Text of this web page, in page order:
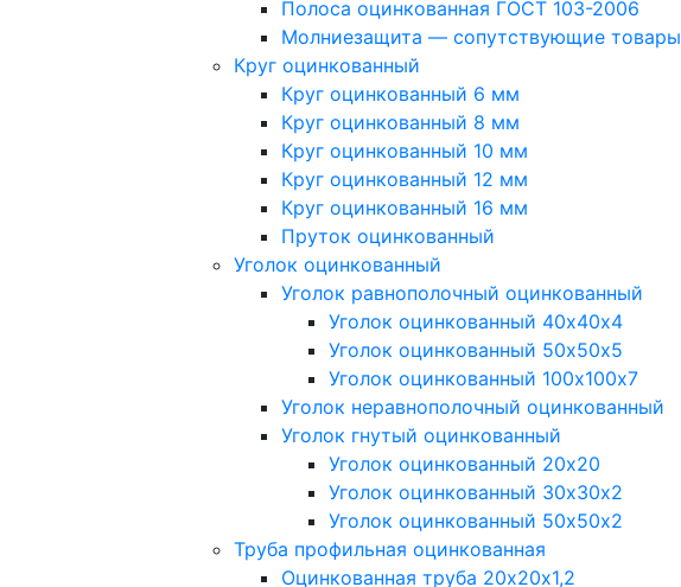
Полоса оцинкованная ГОСТ 103-2006
Молниезащита — сопутствующие товары
Круг оцинкованный
Круг оцинкованный 6 мм
Круг оцинкованный 8 мм
Круг оцинкованный 10 мм
Круг оцинкованный 12 мм
Круг оцинкованный 16 мм
Пруток оцинкованный
Уголок оцинкованный
Уголок равнополочный оцинкованный
Уголок оцинкованный 40х40х4
Уголок оцинкованный 50х50х5
Уголок оцинкованный 100х100х7
Уголок неравнополочный оцинкованный
Уголок гнутый оцинкованный
Уголок оцинкованный 20х20
Уголок оцинкованный 30х30х2
Уголок оцинкованный 50х50х2
Труба профильная оцинкованная
Оцинкованная труба 20х20х1,2